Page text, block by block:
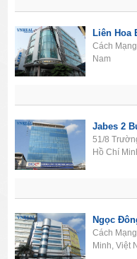
Liên Hoa
Cách
Nam
Jabes 2
51/8
Hồ Chí
Ngọc
Cách
Minh, Việt